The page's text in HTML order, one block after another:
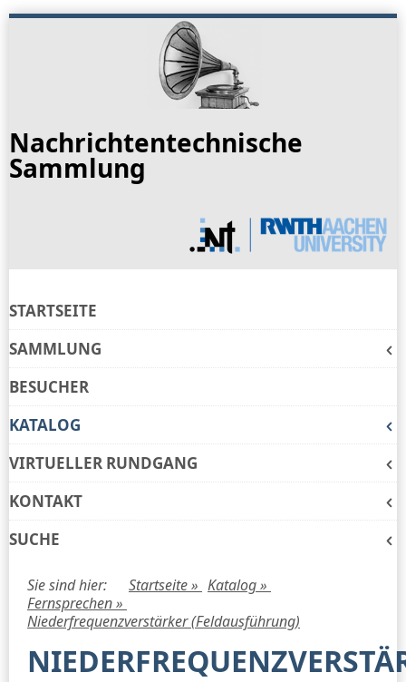
content
Nachrichtentechnische
Sammlung
STARTSEITE
SAMMLUNG
BESUCHER
KATALOG
VIRTUELLER RUNDGANG
KONTAKT
SUCHE
Sie sind hier: Startseite » Katalog »
Fernsprechen »
Niederfrequenzverstärker (Feldausführung)